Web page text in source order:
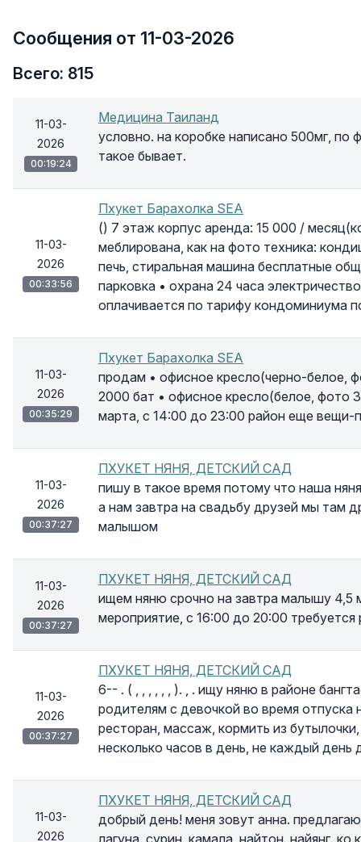
Сообщения от 11-03-2026
Всего: 815
11-03-
2026
00:19:24
Медицина Таиланд
условно. на коробке написано 500мг, по
такое бывает.
11-03-
2026
00:33:56
Пхукет Барахолка SEA
() 7 этаж корпус аренда: 15 000 /
меблирована, как на фото техника:
печь, стиральная машина бесплатные
парковка • охрана 24 часа
оплачивается по тарифу кондоминиума
11-03-
2026
00:35:29
Пхукет Барахолка SEA
продам • офисное кресло(черно-белое,
2000 бат • офисное кресло(белое, фото
марта, с 14:00 до 23:00 район еще вещи-
11-03-
2026
00:37:27
ПХУКЕТ НЯНЯ, ДЕТСКИЙ САД
пишу в такое время потому что наша
а нам завтра на свадьбу друзей мы там
малышом
11-03-
2026
00:37:27
ПХУКЕТ НЯНЯ, ДЕТСКИЙ САД
ищем няню срочно на завтра малышу 4,5
мероприятие, с 16:00 до 20:00 требуется
11-03-
2026
00:37:27
ПХУКЕТ НЯНЯ, ДЕТСКИЙ САД
6-- . ( , , , , , , ). , . ищу няню в районе
родителям с девочкой во время
ресторан, массаж, кормить из
несколько часов в день, не каждый день
11-03-
2026
ПХУКЕТ НЯНЯ, ДЕТСКИЙ САД
добрый день! меня зовут анна.
лагуна, сурин, камала, найтон, найянг,